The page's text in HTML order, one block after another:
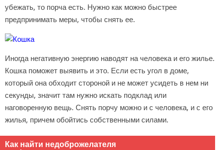
убежать, то порча есть. Нужно как можно быстрее
предпринимать меры, чтобы снять ее.
Иногда негативную энергию наводят на человека и его жилье.
Кошка поможет выявить и это. Если есть угол в доме,
который она обходит стороной и не может усидеть в нем ни
секунды, значит там нужно искать подклад или
наговоренную вещь. Снять порчу можно и с человека, и с его
жилья, причем обойтись собственными силами.
Как найти недоброжелателя